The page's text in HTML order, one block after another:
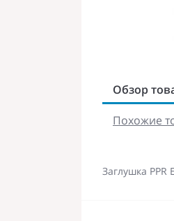
Обзор
Похожие
Заглушка PPR